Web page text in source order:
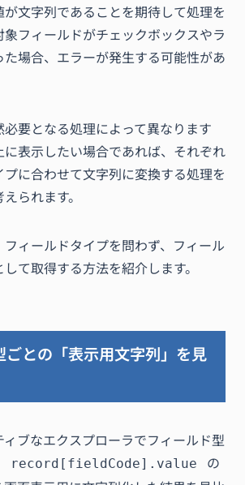
文字列であることを期待して処理を
フィールドがチェックボックスやラ
場合、エラーが発生する可能性があ
要となる処理によって異なります
表示したい場合であれば、それぞれ
に合わせて文字列に変換する処理を
られます。
ィールドタイプを問わず、フィール
て取得する方法を紹介します。
ごとの「表示用文字列」を見
ブなエクスプローラでフィールド型
record[fieldCode].value
の